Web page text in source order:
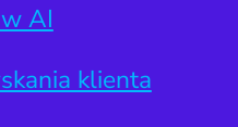
AI
klienta